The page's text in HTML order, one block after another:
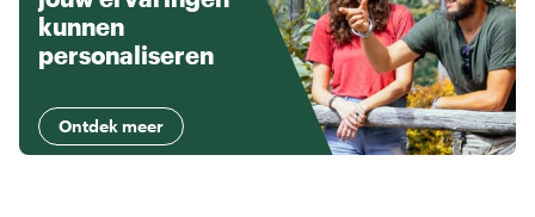
kunnen
personaliseren
Ontdek meer